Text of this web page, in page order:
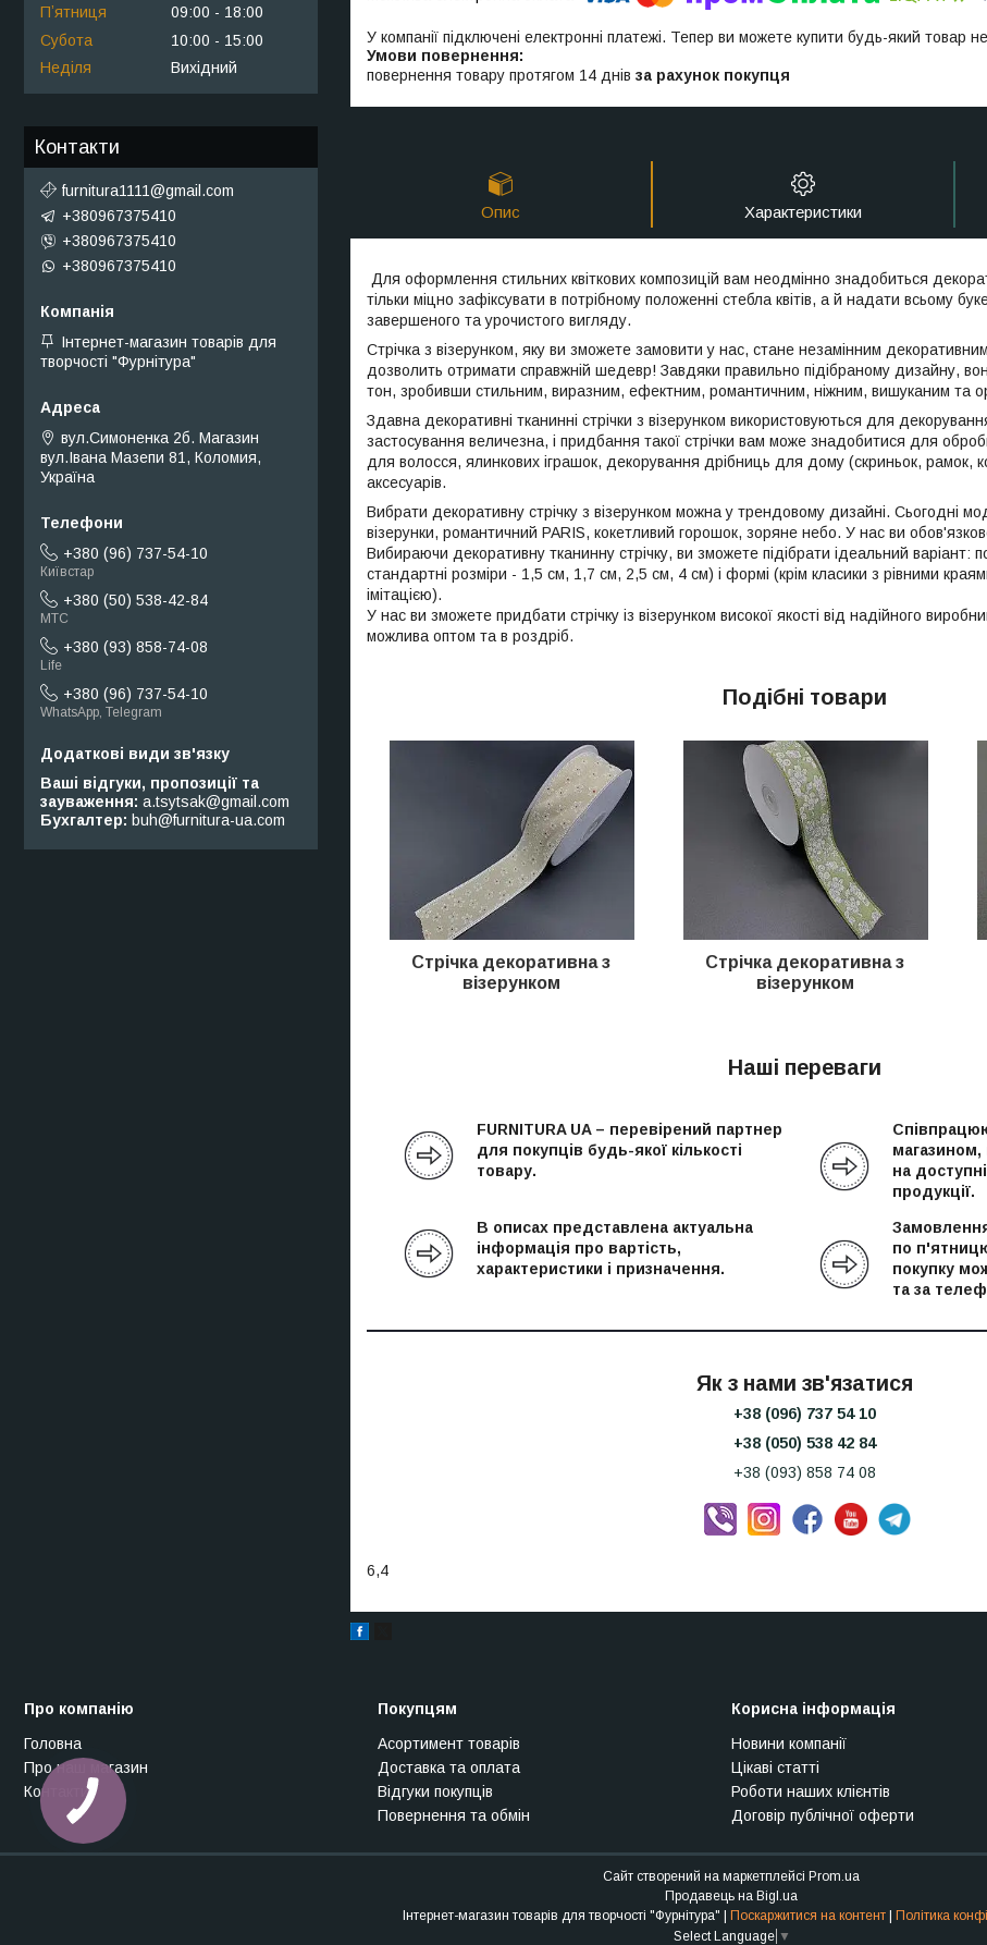
У компанії підключені електронні платежі. Тепер ви можете купити будь-який товар
повернення товару протягом 14 днів за рахунок покупця
Опис Характеристики
Для оформлення стильних квіткових композицій вам неодмінно знадобиться
тільки міцно зафіксувати в потрібному положенні стебла квітів, а й надати всьому
завершеного та урочистого вигляду.
Стрічка з візерунком, яку ви зможете замовити у нас, стане незамінним
дозволить отримати справжній шедевр! Завдяки правильно підібраному дизайну,
тон, зробивши стильним, виразним, ефектним, романтичним, ніжним, вишуканим та
Здавна декоративні тканинні стрічки з візерунком використовуються для
застосування величезна, і придбання такої стрічки вам може знадобитися для
для волосся, ялинкових іграшок, декорування дрібниць для дому (скриньок, рамок,
аксесуарів.
Вибрати декоративну стрічку з візерунком можна у трендовому дизайні. Сьогодні
візерунки, романтичний PARIS, кокетливий горошок, зоряне небо. У нас ви
Вибираючи декоративну тканинну стрічку, ви зможете підібрати ідеальний варіант:
стандартні розміри - 1,5 см, 1,7 см, 2,5 см, 4 см) і формі (крім класики з рівними
імітацією).
У нас ви зможете придбати стрічку із візерунком високої якості від надійного
можлива оптом та в роздріб.
Подібні товари
Стрічка декоративна з
візерунком
Стрічка декоративна з
візерунком
Наші переваги
FURNITURA UA – перевірений партнер
для покупців будь-якої кількості
товару.
на
продукції.
В описах представлена актуальна
інформація про вартість,
характеристики і призначення.
по
покупку
та за
Як з нами зв'язатися
+38 (096) 737 54 10
+38 (050) 538 42 84
+38 (093) 858 74 08
6,4
Пʼятниця
09:00
18:00
Субота
10:00
15:00
Неділя
Вихідний
Контакти
furnitura1111@gmail.com
+380967375410
+380967375410
+380967375410
Інтернет-магазин товарів для
творчості "Фурнітура"
вул.Симоненка 2б. Магазин
вул.Івана Мазепи 81, Коломия,
Україна
+380 (96) 737-54-10
Київстар
+380 (50) 538-42-84
МТС
+380 (93) 858-74-08
Life
+380 (96) 737-54-10
WhatsApp, Telegram
Ваші відгуки, пропозиції та
зауваження a.tsytsak@gmail.com
Бухгалтер
buh@furnitura-ua.com
Про компанію
Головна
Про наш магазин
Контакти
Покупцям
Асортимент товарів
Доставка та оплата
Відгуки покупців
Повернення та обмін
Корисна інформація
Новини компанії
Цікаві статті
Роботи наших клієнтів
Договір публічної оферти
Сайт створений на маркетплейсі Prom.ua
Продавець на Bigl.ua
Інтернет-магазин товарів для творчості "Фурнітура" | Поскаржитися на контент | Політика
Select Language ▼